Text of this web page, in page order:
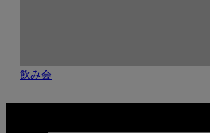
飲み会